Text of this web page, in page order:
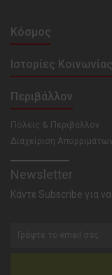
Κόσμος
Ιστορίες Κοινωνίας
Περιβάλλον
Πόλεις & Περιβάλλον
Διαχείριση Απορριμάτων
Newsletter
Κάντε Subscribe για